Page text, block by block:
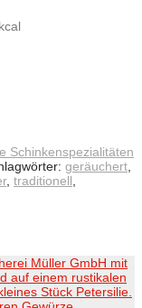
Schinkenspezialitäten
geräuchert
, traditionell